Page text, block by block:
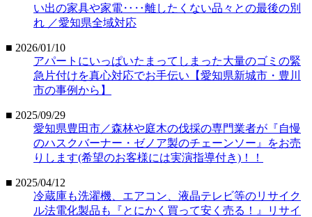
い出の家具や家電‥‥離したくない品々との最後の別
れ ／愛知県全域対応
■ 2026/01/10
アパートにいっぱいたまってしまった大量のゴミの緊
急片付けを真心対応でお手伝い【愛知県新城市・豊川
市の事例から】
■ 2025/09/29
愛知県豊田市／森林や庭木の伐採の専門業者が『自慢
のハスクバーナー・ゼノア製のチェーンソー』をお売
りします(希望のお客様には実演指導付き)！！
■ 2025/04/12
冷蔵庫も洗濯機、エアコン、液晶テレビ等のリサイク
ル法電化製品も『とにかく買って安く売る！』リサイ